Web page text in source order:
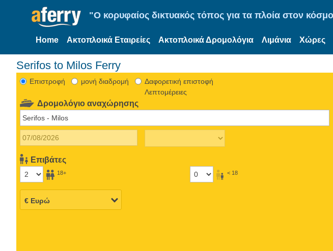
"Ο κορυφαίος δικτυακός τόπος για τα πλοία στον
Home Ακτοπλοικά Εταιρείες Ακτοπλοικά Δρομολόγια Λιμάνια Χώρες
Serifos to Milos Ferry
Eπιστροφή μονή διαδρομή
Δαφορετική επιστοφή
Λεπτομέρειες
Δρομολόγιο αναχώρησης
Επιβάτες
18+ < 18